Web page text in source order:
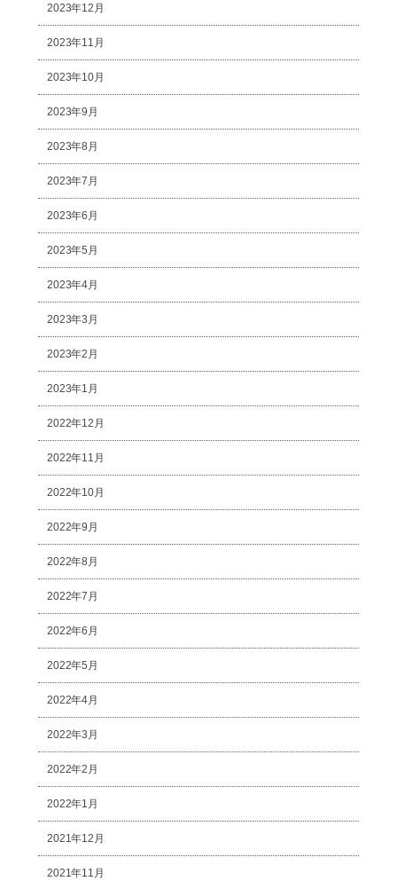
2023年12月
2023年11月
2023年10月
2023年9月
2023年8月
2023年7月
2023年6月
2023年5月
2023年4月
2023年3月
2023年2月
2023年1月
2022年12月
2022年11月
2022年10月
2022年9月
2022年8月
2022年7月
2022年6月
2022年5月
2022年4月
2022年3月
2022年2月
2022年1月
2021年12月
2021年11月